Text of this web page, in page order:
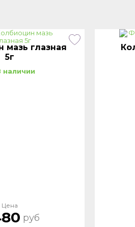
мазь глазная
5г
наличии
Цена
руб